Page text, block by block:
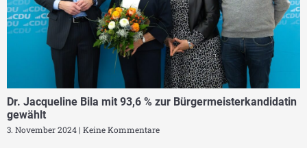
Dr. Jacqueline Bila mit 93,6 % zur Bürgermeisterkandidatin
gewählt
3. November 2024 Keine Kommentare